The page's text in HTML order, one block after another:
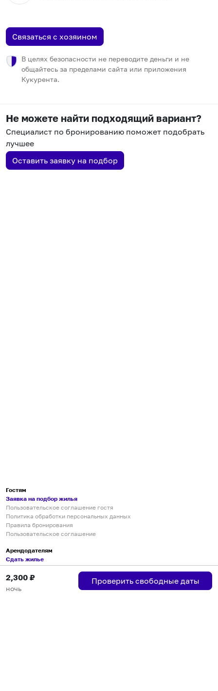
Связаться с хозяином
В целях безопасности не переводите деньги и не
общайтесь за пределами сайта или приложения
Кукурента.
Не можете найти подходящий вариант?
Специалист по бронированию поможет подобрать
лучшее
Оставить заявку на подбор
2,300 ₽
ночь
Проверить свободные даты
Гостям
Заявка на подбор жилья
Пользовательское соглашение гостя
Политика обработки персональных данных
Правила бронирования
Пользовательское соглашение
Арендодателям
Сдать жилье
Пользовательское соглашение
Правила публикации объявлений